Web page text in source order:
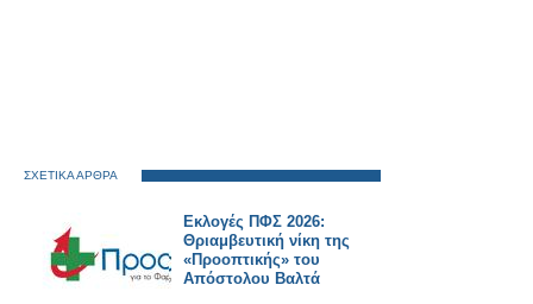
ΣΧΕΤΙΚΑ ΑΡΘΡΑ
Εκλογές ΠΦΣ 2026:
Θριαμβευτική νίκη της
«Προοπτικής» του
Απόστολου Βαλτά